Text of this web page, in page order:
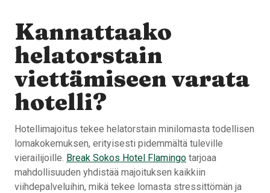
Kannattaako
helatorstain
viettämiseen varata
hotelli?
Hotellimajoitus tekee helatorstain minilomasta todellisen
lomakokemuksen, erityisesti pidemmältä tuleville
vierailijoille. Break Sokos Hotel Flamingo tarjoaa
mahdollisuuden yhdistää majoituksen kaikkiin
viihdepalveluihin, mikä tekee lomasta stressittömän ja